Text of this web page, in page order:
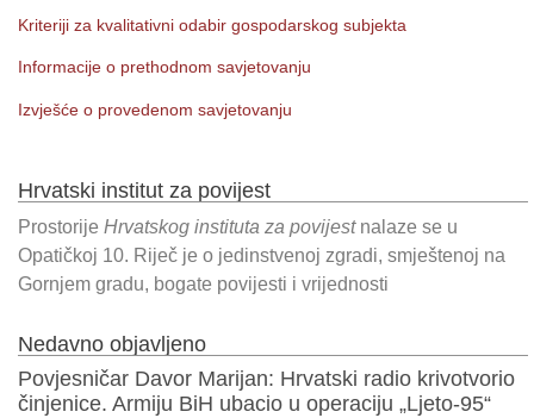
Kriteriji za kvalitativni odabir gospodarskog subjekta
Informacije o prethodnom savjetovanju
Izvješće o provedenom savjetovanju
Hrvatski institut za povijest
Prostorije Hrvatskog instituta za povijestnalaze se u
Opatičkoj 10. Riječ je o jedinstvenoj zgradi, smještenoj na
Gornjem gradu, bogate povijesti i vrijednosti
Nedavno objavljeno
Povjesničar Davor Marijan: Hrvatski radio krivotvorio
činjenice. Armiju BiH ubacio u operaciju „Ljeto-95“